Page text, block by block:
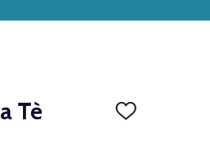
Tè
AGGIUNGI